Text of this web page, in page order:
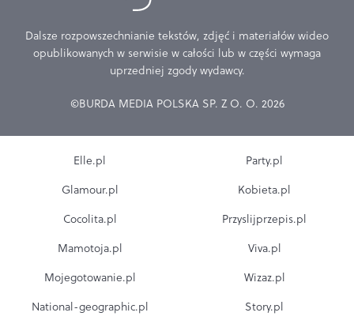
Dalsze rozpowszechnianie tekstów, zdjęć i materiałów wideo
opublikowanych w serwisie w całości lub w części wymaga
uprzedniej zgody wydawcy.
©BURDA MEDIA POLSKA SP. Z O. O. 2026
Elle.pl
Glamour.pl
Cocolita.pl
Mamotoja.pl
Mojegotowanie.pl
National-geographic.pl
Party.pl
Kobieta.pl
Przyslijprzepis.pl
Viva.pl
Wizaz.pl
Story.pl